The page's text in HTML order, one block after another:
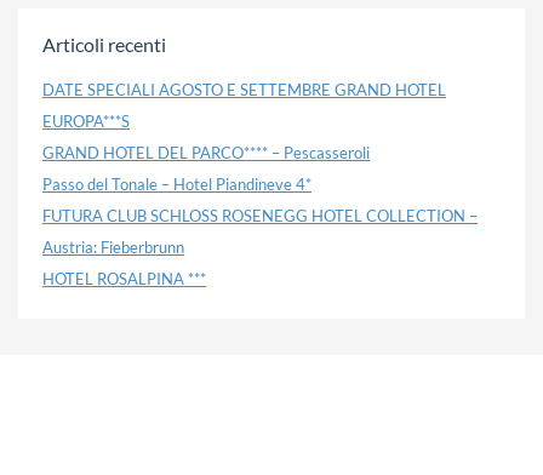
Articoli recenti
DATE SPECIALI AGOSTO E SETTEMBRE GRAND HOTEL
EUROPA***S
GRAND HOTEL DEL PARCO**** – Pescasseroli
Passo del Tonale – Hotel Piandineve 4*
FUTURA CLUB SCHLOSS ROSENEGG HOTEL COLLECTION –
Austria: Fieberbrunn
HOTEL ROSALPINA ***